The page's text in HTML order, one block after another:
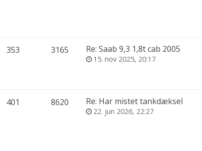
353 3165 Re: Saab 9,3 1,8t cab 2005
15. nov 2025, 20:17
401 8620 Re: Har mistet tankdæksel
22. jun 2026, 22:27